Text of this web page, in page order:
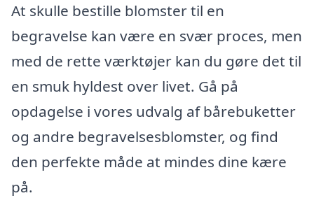
At skulle bestille blomster til en
begravelse kan være en svær proces, men
med de rette værktøjer kan du gøre det til
en smuk hyldest over livet. Gå på
opdagelse i vores udvalg af bårebuketter
og andre begravelsesblomster, og find
den perfekte måde at mindes dine kære
på.